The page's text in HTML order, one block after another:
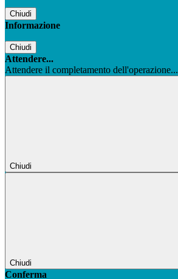
Chiudi
Informazione
Chiudi
Attendere...
Attendere il completamento dell'operazione...
Chiudi
Chiudi
Conferma